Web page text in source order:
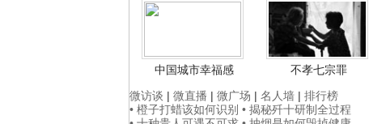
中国城市幸福感
不孝七宗罪
微访谈 | 微直播 | 微广场 | 名人墙 | 排行榜
• 橙子打蜡该如何识别 • 揭秘歼十研制全过程